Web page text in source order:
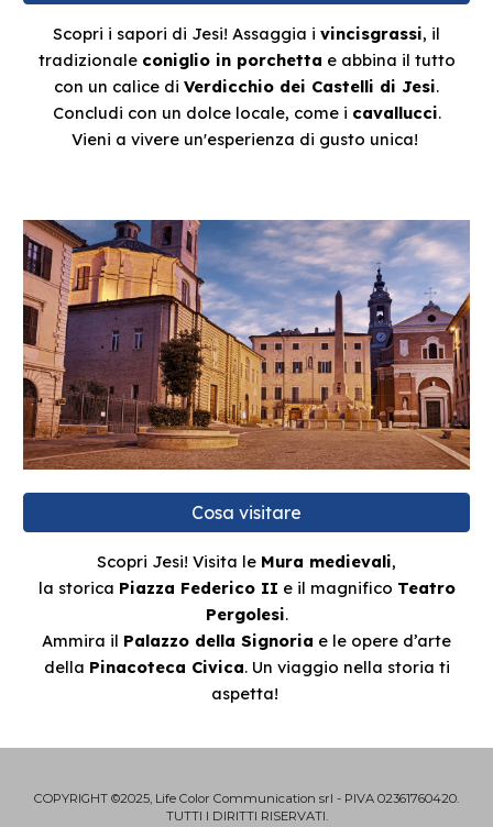
Scopri i sapori di Jesi! Assaggia i vincisgrassi, il
tradizionale coniglio in porchetta e abbina il tutto
con un calice di Verdicchio dei Castelli di Jesi.
Concludi con un dolce locale, come i cavallucci.
Vieni a vivere un'esperienza di gusto unica!
Cosa visitare
Scopri Jesi! Visita le Mura medievali,
la storica Piazza Federico II e il magnifico Teatro
Pergolesi.
Ammira il Palazzo della Signoria e le opere d’arte
della Pinacoteca Civica. Un viaggio nella storia ti
aspetta!
COPYRIGHT ©2025, Life Color Communication srl - PIVA 02361760420.
TUTTI I DIRITTI RISERVATI.